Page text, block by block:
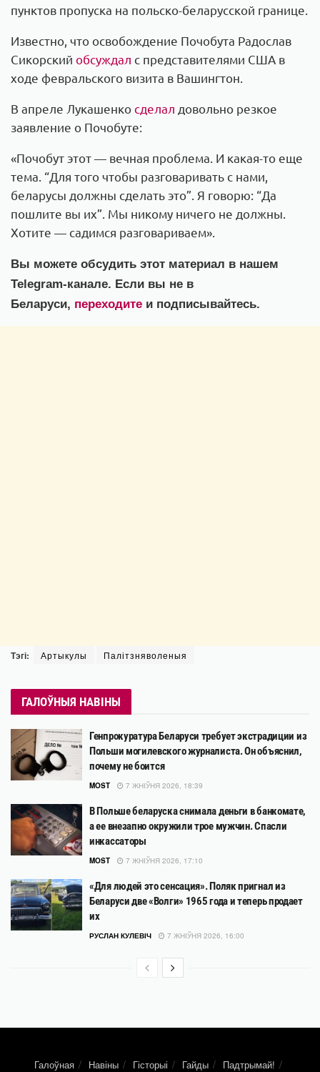
пунктов пропуска на польско-беларусской границе.
Известно, что освобождение Почобута Радослав
Сикорский обсуждал с представителями США в
ходе февральского визита в Вашингтон.
В апреле Лукашенкосделал довольно резкое
заявление о Почобуте:
«Почобут этот — вечная проблема. И какая-то еще
тема. “Для того чтобы разговаривать с нами,
беларусы должны сделать это”. Я говорю: “Да
пошлите вы их”. Мы никому ничего не должны.
Хотите — садимся разговариваем».
Вы можете обсудить этот материал в нашем
Telegram-канале. Если вы не в
Беларуси, переходите и подписывайтесь.
Тэгі: Артыкулы Палітзняволеныя
ГАЛОЎНЫЯ НАВІНЫ
Генпрокуратура Беларуси требует экстрадиции из
Польши могилевского журналиста. Он объяснил,
почему не боится
MOST 7 ЖНІЎНЯ 2026, 18:39
В Польше беларуска снимала деньги в банкомате,
а ее внезапно окружили трое мужчин. Спасли
инкассаторы
MOST 7 ЖНІЎНЯ 2026, 17:10
«Для людей это сенсация». Поляк пригнал из
Беларуси две «Волги» 1965 года и теперь продает
их
РУСЛАН КУЛЕВІЧ 7 ЖНІЎНЯ 2026, 16:00
Галоўная Навіны Гісторыі Гайды Падтрымай!